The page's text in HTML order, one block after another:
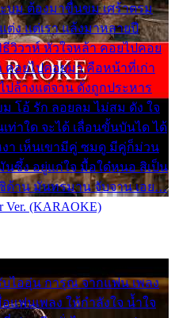
บม ต้องมาขื่นขม เศร้าตรม
ง แต่เรา แล้งมาหลายปี
วิวาห์ หัวใจหล้า คอยไปคอย
คอยไปคอยมา คือหน้าที่เก่า
ปล้างแต่จาน ดั่งถูกประหาร
โอ้ รัก ลอยลม ไม่สม ดัง ใจ
ท่าใด จะได้ เลื่อนขั้นบันได ได้
งา เห็นเขามีคู่ ซมดู มีคู่ก็ม่วน
นซึ้ง อยู่แก่ใจ มื้อใด๋หนอ สิเป็น
ซิด้าน มันทรมาน จับจาน เอย…
Ver. (KARAOKE)
ไออุ่น การุณ จากแฟน เพลง
แฟนเพลง ให้กำลังใจ น้ำใจ